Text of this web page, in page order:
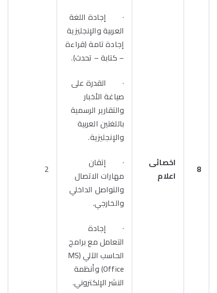
8
اخصائى
اعلام
· إجادة اللغة
العربية والإنجليزية
إجادة تامة (قراءة
– كتابة – تحدث).
· القدرة على
صياغة الأخبار
والتقارير الرسمية
باللغتين العربية
والإنجليزية.
· إتقان
مهارات الاتصال
والتواصل الداخلي
والخارجي.
· إجادة
التعامل مع برامج
الحاسب الآلي (MS
Office) وأنظمة
النشر الإلكتروني.
2